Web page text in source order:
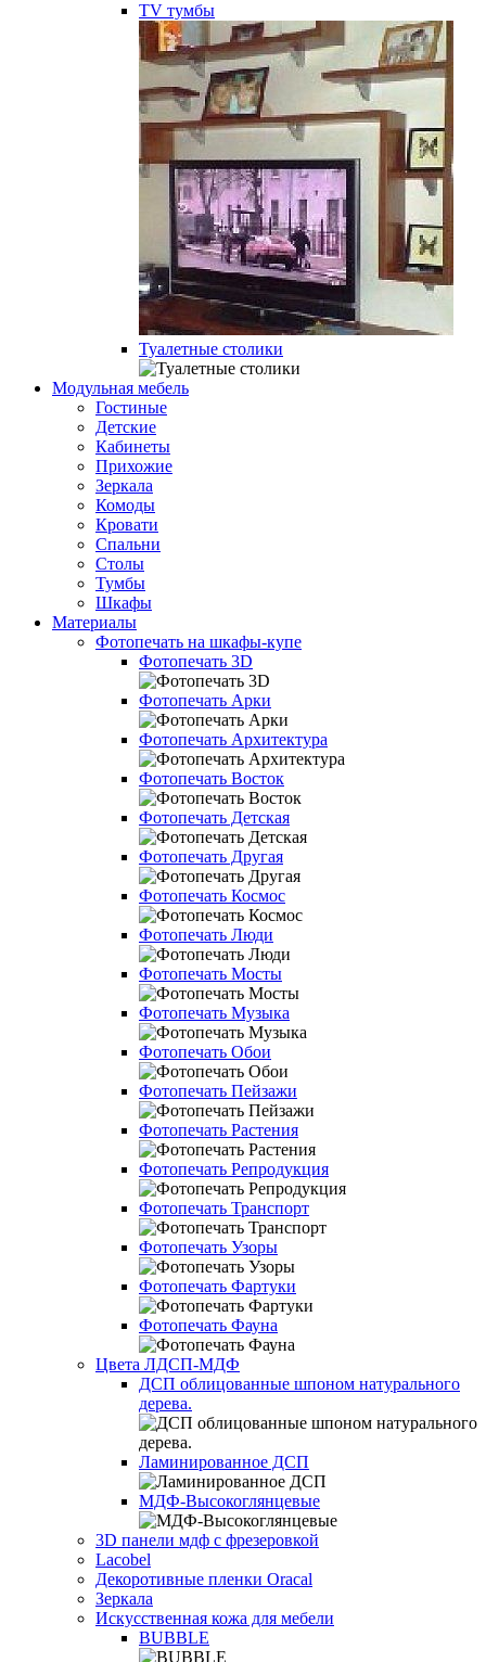
TV тумбы
Туалетные столики
Модульная мебель
Гостиные
Детские
Кабинеты
Прихожие
Зеркала
Комоды
Кровати
Спальни
Столы
Тумбы
Шкафы
Материалы
Фотопечать на шкафы-купе
Фотопечать 3D
Фотопечать Арки
Фотопечать Архитектура
Фотопечать Восток
Фотопечать Детская
Фотопечать Другая
Фотопечать Космос
Фотопечать Люди
Фотопечать Мосты
Фотопечать Музыка
Фотопечать Обои
Фотопечать Пейзажи
Фотопечать Растения
Фотопечать Репродукция
Фотопечать Транспорт
Фотопечать Узоры
Фотопечать Фартуки
Фотопечать Фауна
Цвета ЛДСП-МДФ
ДСП облицованные шпоном натурального
дерева.
Ламинированное ДСП
МДФ-Высокоглянцевые
3D панели мдф с фрезеровкой
Lacobel
Декоротивные пленки Oracal
Зеркала
Искусственная кожа для мебели
BUBBLE